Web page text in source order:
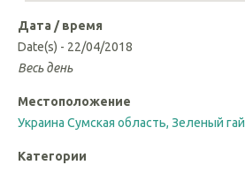
Дата / время
Date(s) - 22/04/2018
Весь день
Местоположение
Украина Сумская область, Зеленый гай
Категории